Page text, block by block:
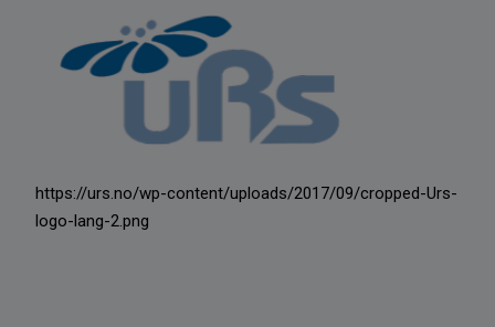
https://urs.no/wp-content/uploads/2017/09/cropped-Urs-
logo-lang-2.png